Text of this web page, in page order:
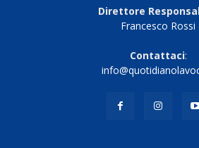
Direttore
Francesco Rossi
Contattaci: